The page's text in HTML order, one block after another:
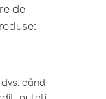
de
când